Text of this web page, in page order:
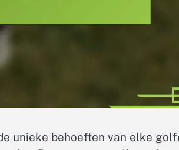
unieke behoeften van elke